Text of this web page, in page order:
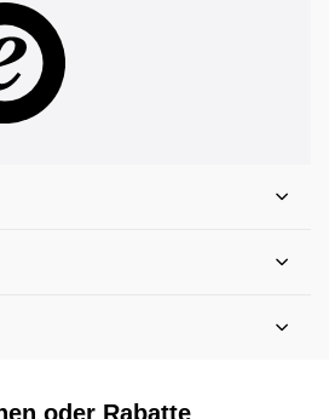
oder Rabatte